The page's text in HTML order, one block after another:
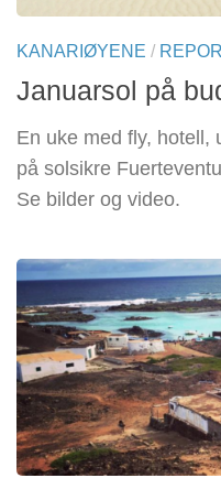
KANARIØYENE /
Januarsol på
En uke med fly, hotell,
på solsikre
Se bilder og video.